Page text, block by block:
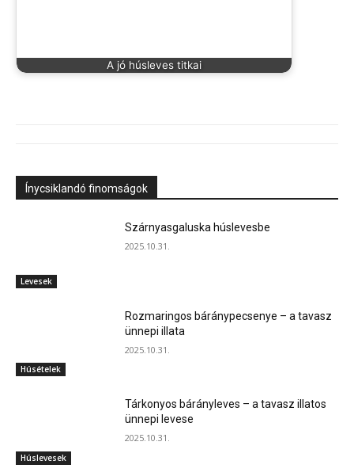
A jó húsleves titkai
Ínycsiklandó finomságok
Levesek
Szárnyasgaluska húslevesbe
2025.10.31.
Húsételek
Rozmaringos báránypecsenye – a tavasz
ünnepi illata
2025.10.31.
Húslevesek
Tárkonyos bárányleves – a tavasz illatos
ünnepi levese
2025.10.31.